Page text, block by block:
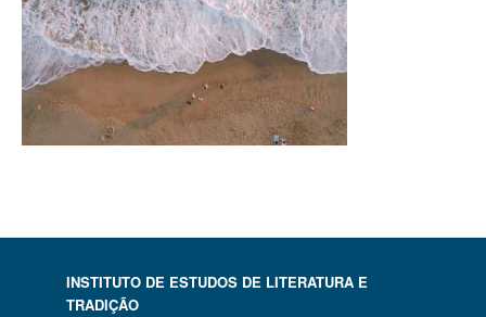
INSTITUTO DE ESTUDOS DE LITERATURA E
TRADIÇÃO